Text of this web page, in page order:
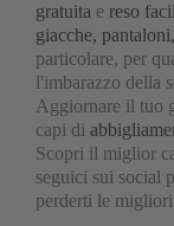
gratuita e reso
giacche,
particolare, per
l'imbarazzo della
Aggiornare il tuo
capi di
Scopri il miglior
seguici sui social
perderti le